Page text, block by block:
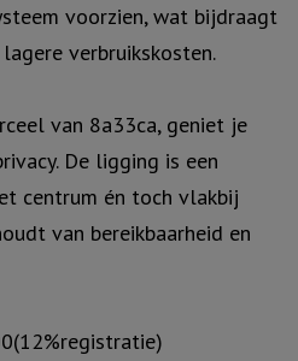
voorzien, wat bijdraagt
verbruikskosten.
van 8a33ca, geniet je
De ligging is een
centrum én toch vlakbij
van bereikbaarheid en